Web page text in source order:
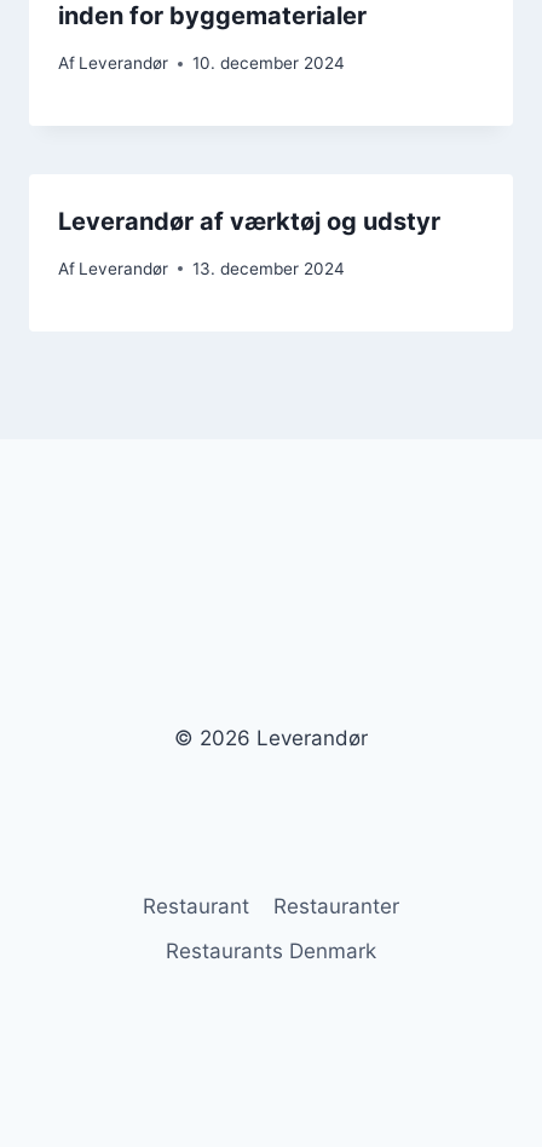
inden for byggematerialer
Af Leverandør 10. december 2024
Leverandør af værktøj og udstyr
Af Leverandør 13. december 2024
© 2026 Leverandør
Restaurant
Restauranter
Restaurants Denmark